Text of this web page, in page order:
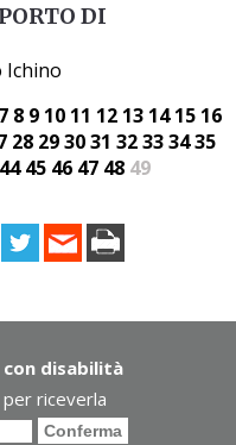
DI
Ichino
7 8 9 10 11 12 13 14 15 16
28 293031 32333435
44 45 46 47 48 49
disabilità
riceverla